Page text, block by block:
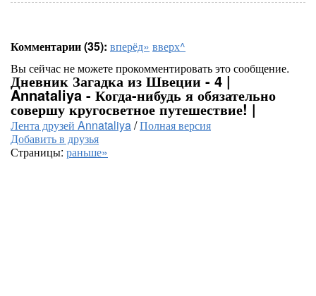
Комментарии (35): вперёд» вверх^
Вы сейчас не можете прокомментировать это сообщение.
Дневник Загадка из Швеции - 4 |
Annataliya - Когда-нибудь я обязательно
совершу кругосветное путешествие! |
Лента друзей Annataliya/Полная версия
Добавить в друзья
Страницы: раньше»